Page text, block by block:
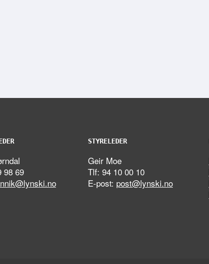
98 69
STYRELEDER
Geir Moe
Tlf: 94 10 00 10
E-post: post@lynski.no